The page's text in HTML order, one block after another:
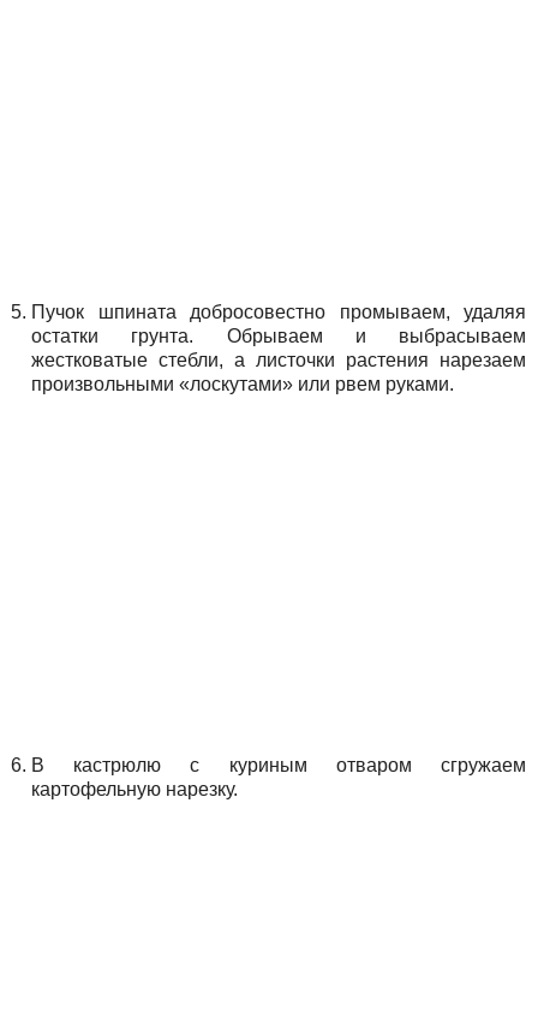
Пучок шпината добросовестно промываем, удаляя
остатки грунта. Обрываем и выбрасываем
жестковатые стебли, а листочки растения нарезаем
произвольными «лоскутами» или рвем руками.
В кастрюлю с куриным отваром сгружаем
картофельную нарезку.